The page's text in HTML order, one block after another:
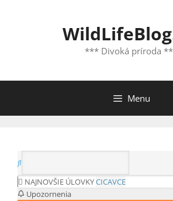
*** Divoká príroda
Menu
NAJNOVŠIE ÚLOVKYCICAVCE
Upozornenia